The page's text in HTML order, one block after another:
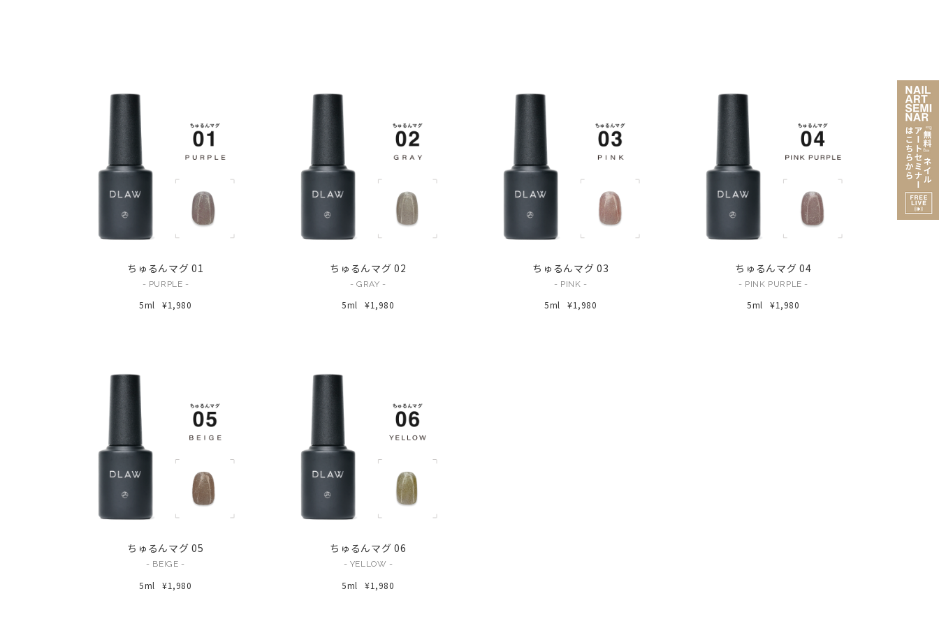
ちゅるんマグ 01
- PURPLE -
5ml ¥1,980
ちゅるんマグ 02
- GRAY -
5ml ¥1,980
ちゅるんマグ 03
- PINK -
5ml ¥1,980
ちゅるんマグ 04
- PINK PURPLE -
5ml ¥1,980
ちゅるんマグ 05
- BEIGE -
5ml ¥1,980
ちゅるんマグ 06
- YELLOW -
5ml ¥1,980